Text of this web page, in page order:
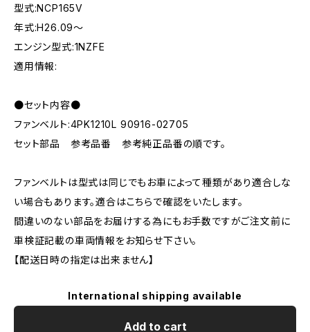
型式:NCP165V
年式:H26.09～
エンジン型式:1NZFE
適用情報:
●セット内容●
ファンベルト:4PK1210L 90916-02705
セット部品 参考品番 参考純正品番の順です。
ファンベルトは型式は同じでもお車によって種類があり適合しな
い場合もあります。適合はこちらで確認をいたします。
間違いのない部品をお届けする為にもお手数ですがご注文前に
車検証記載の車両情報をお知らせ下さい。
【配送日時の指定は出来ません】
International shipping available
Add to cart